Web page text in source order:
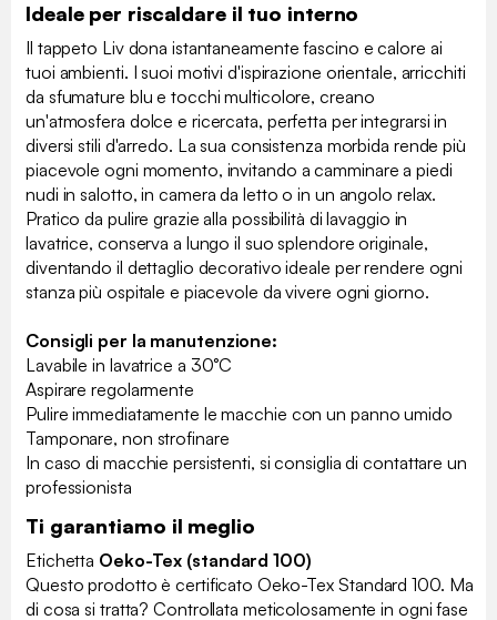
Ideale per riscaldare il tuo interno
Il tappeto Liv dona istantaneamente fascino e calore ai
tuoi ambienti. I suoi motivi d'ispirazione orientale, arricchiti
da sfumature blu e tocchi multicolore, creano
un'atmosfera dolce e ricercata, perfetta per integrarsi in
diversi stili d'arredo. La sua consistenza morbida rende più
piacevole ogni momento, invitando a camminare a piedi
nudi in salotto, in camera da letto o in un angolo relax.
Pratico da pulire grazie alla possibilità di lavaggio in
lavatrice, conserva a lungo il suo splendore originale,
diventando il dettaglio decorativo ideale per rendere ogni
stanza più ospitale e piacevole da vivere ogni giorno.
Consigli per la manutenzione:
Lavabile in lavatrice a 30°C
Aspirare regolarmente
Pulire immediatamente le macchie con un panno umido
Tamponare, non strofinare
In caso di macchie persistenti, si consiglia di contattare un
professionista
Ti garantiamo il meglio
Etichetta Oeko-Tex (standard 100)
Questo prodotto è certificato Oeko-Tex Standard 100. Ma
di cosa si tratta? Controllata meticolosamente in ogni fase